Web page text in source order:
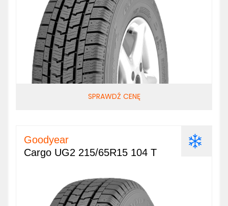
SPRAWDŹ CENĘ
Goodyear
Cargo UG2 215/65R15 104 T